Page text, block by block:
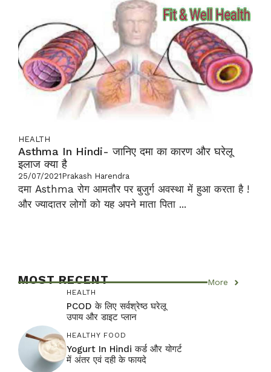
HEALTH
Asthma In Hindi- जानिए दमा का कारण और घरेलू
इलाज क्या है
25/07/2021Prakash Harendra
दमा Asthma रोग आमतौर पर बुजुर्ग अवस्था में हुआ करता है !
और ज्यादातर लोगों को यह अपने माता पिता ...
MOST RECENT More
HEALTH
PCOD के लिए सर्वश्रेष्ठ घरेलू
उपाय और डाइट प्लान
HEALTHY FOOD
Yogurt In Hindi कर्ड और योगर्ट
में अंतर एवं दही के फायदे